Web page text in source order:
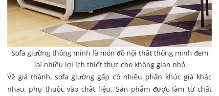
Sofa giường thông minh là món đồ nội thất thông minh đem
lại nhiều lợi ích thiết thực cho không gian nhỏ
Về giá thành, sofa giường gấp có nhiều phân khúc giá khác
nhau, phụ thuộc vào chất liệu. Sản phẩm được làm từ chất